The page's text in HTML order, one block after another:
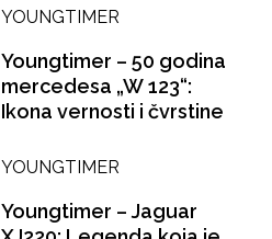
YOUNGTIMER
Youngtimer – 50 godina
mercedesa „W 123“:
Ikona vernosti i čvrstine
YOUNGTIMER
Youngtimer – Jaguar